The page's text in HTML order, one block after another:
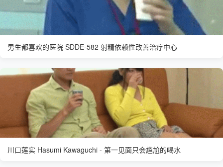
男生都喜欢的医院 SDDE-582 射精依赖性改善治疗中心
川口莲实 Hasumi Kawaguchi - 第一见面只会尴尬的喝水